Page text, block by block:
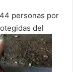
personas por
del